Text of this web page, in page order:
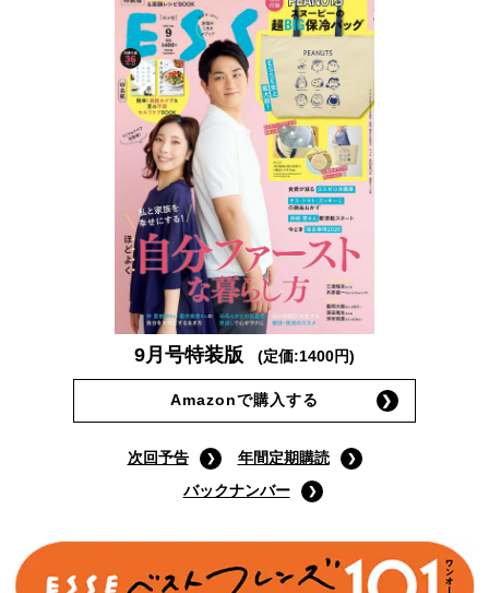
9月号特装版 (定価:1400円)
Amazonで購入する
次回予告
年間定期購読
バックナンバー